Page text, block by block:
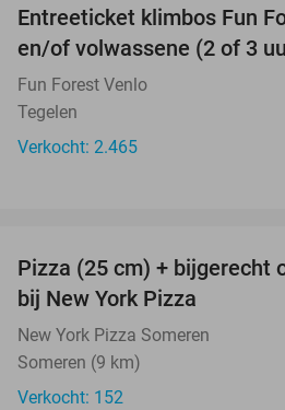
Entreeticket klimbos Fun
en/of volwassene (2 of 3
Fun Forest Venlo
Tegelen
Verkocht: 2.465
Pizza (25 cm) + bijgerecht
bij New York Pizza
New York Pizza Someren
Someren (9 km)
Verkocht: 152